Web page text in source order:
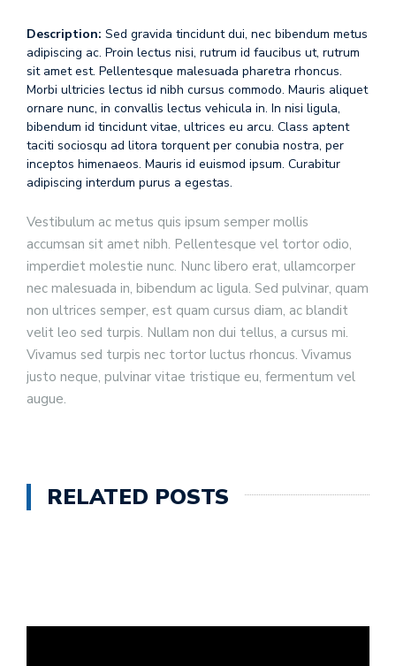
Description: Sed gravida tincidunt dui, nec bibendum metus
adipiscing ac. Proin lectus nisi, rutrum id faucibus ut, rutrum
sit amet est. Pellentesque malesuada pharetra rhoncus.
Morbi ultricies lectus id nibh cursus commodo. Mauris aliquet
ornare nunc, in convallis lectus vehicula in. In nisi ligula,
bibendum id tincidunt vitae, ultrices eu arcu. Class aptent
taciti sociosqu ad litora torquent per conubia nostra, per
inceptos himenaeos. Mauris id euismod ipsum. Curabitur
adipiscing interdum purus a egestas.
Vestibulum ac metus quis ipsum semper mollis
accumsan sit amet nibh. Pellentesque vel tortor odio,
imperdiet molestie nunc. Nunc libero erat, ullamcorper
nec malesuada in, bibendum ac ligula. Sed pulvinar, quam
non ultrices semper, est quam cursus diam, ac blandit
velit leo sed turpis. Nullam non dui tellus, a cursus mi.
Vivamus sed turpis nec tortor luctus rhoncus. Vivamus
justo neque, pulvinar vitae tristique eu, fermentum vel
augue.
RELATED POSTS